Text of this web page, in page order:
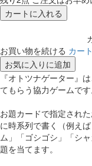
カートに入れる
お買い物を続ける カー
お気に入りに追加
『オトツナゲーター』
てもらう協力ゲームです
お題カードで指定され
に時系列で書く（例え
ム」「ゴシゴシ」「シ
題を当てます。